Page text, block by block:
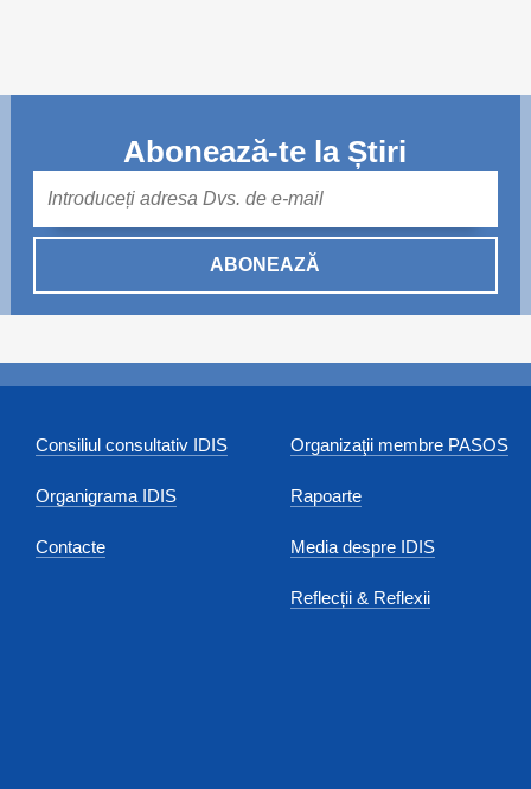
Abonează-te la Știri
ABONEAZĂ
Consiliul consultativ IDIS
Organigrama IDIS
Contacte
Organizaţii membre PASOS
Rapoarte
Media despre IDIS
Reflecții & Reflexii